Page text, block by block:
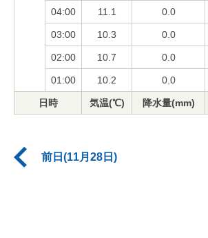
04:00 11.1 0.0
03:00 10.3 0.0
02:00 10.7 0.0
01:00 10.2 0.0
日時 気温(℃) 降水量(mm)
前日(11月28日)